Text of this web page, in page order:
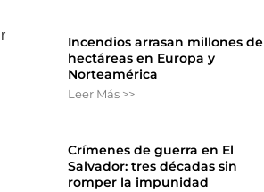
Incendios arrasan millones de
hectáreas en Europa y
Norteamérica
Leer Más >>
Crímenes de guerra en El
Salvador: tres décadas sin
romper la impunidad